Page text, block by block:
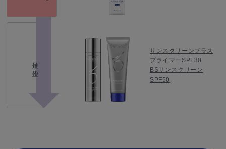
日焼け止め
サンスクリーンプラス
プライマーSPF30
BSサンスクリーン
SPF50